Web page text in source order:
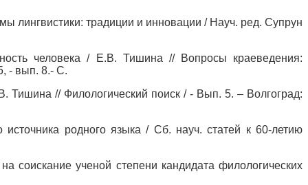
традиции и инновации / Науч. ред. Супрун
человека / Е.В. Тишина // Вопросы краеведения:
- вып. 8.- С.
Тишина // Филологический поиск / - Вып. 5. – Волгоград:
родного языка / Сб. науч. статей к 60-летию
соискание ученой степени кандидата филологических